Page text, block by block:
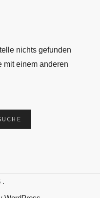
nichts gefunden
mit einem anderen
.